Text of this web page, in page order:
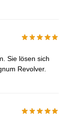
Sie lösen sich
Revolver.